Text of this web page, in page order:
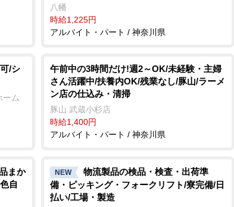
八幡
時給1,225円
アルバイト・パート / 神奈川県
/シ
ーム
午前中の3時間だけ!週2～OK/未経験・主婦
さん活躍中/扶養内OK/残業なし/豚山/ラーメ
ン店の仕込み・清掃
豚山 武蔵小杉店
時給1,400円
アルバイト・パート / 神奈川県
まか
自
NEW
物流製品の検品・検査・出荷準
備・ピッキング・フォークリフト/寮完備/日
払い/工場・製造